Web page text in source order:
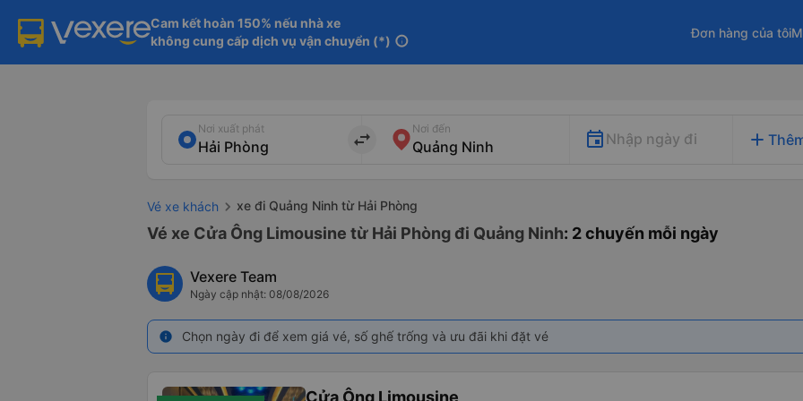
Cam kết hoàn 150% nếu nhà xe
không cung cấp dịch vụ vận chuyển (*) info
Đơn hàng của tôi
Nơi xuất phát
import_export
Nơi đến
Nhập ngày đi add
Vé xe khách xe đi Quảng Ninh từ Hải Phòng
Vé xe Cửa Ông Limousine từ Hải Phòng đi Quảng Ninh: 2 chuyến mỗi ngày
Vexere Team
Ngày cập nhật: 08/08/2026
info Chọn ngày đi để xem giá vé, số ghế trống và ưu đãi khi đặt vé
Cửa Ông Limousine